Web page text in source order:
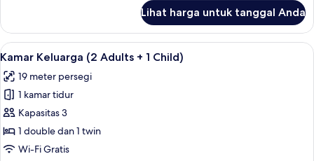
Kamar
Keluarga
(2
+
2
Children)
Lihat harga untuk tanggal Anda
Lihat
semua
foto
untuk
Kamar
Keluarga
(2
Meja kerja, tempat tidur bayi (biaya
4
Kamar Keluarga (2 Adults + 1 Child)
19 meter persegi
1 kamar tidur
Kapasitas 3
1 double dan 1 twin
Wi-Fi Gratis